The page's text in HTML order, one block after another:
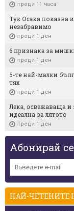
преди 11 часа
Тук Осака показва
незабравимо
преди 1 ден
6 признака за
преди 1 ден
5-те най-малки
тях
преди 1 ден
Лека, освежаваща и
идеална за лятото
преди 1 ден
Абонирай се
НАЙ-ЧЕТЕНИТЕ